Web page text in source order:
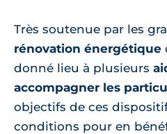
Très soutenue par les
rénovation énergétique
donné lieu à plusieurs
accompagner les
objectifs de ces
conditions pour en